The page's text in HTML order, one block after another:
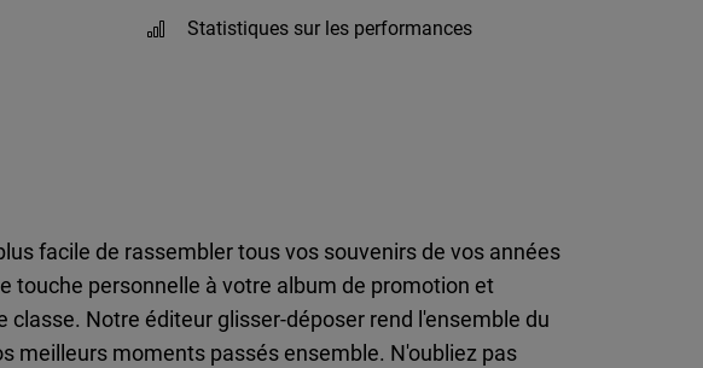
Statistiques sur les performances
facile de rassembler tous vos souvenirs de vos années
touche personnelle à votre album de promotion et
Notre éditeur glisser-déposer rend l'ensemble du
meilleurs moments passés ensemble. N'oubliez pas